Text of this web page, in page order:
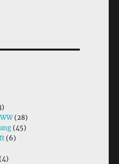
(28)
(45)
(6)
(4)